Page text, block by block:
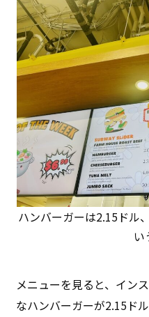
ハンバーガーは2.15ドル
い
メニューを見ると、イン
なハンバーガーが2.15ド